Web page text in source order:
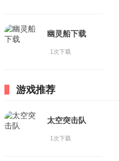
幽灵船下载
1次下载
游戏推荐
太空突击队
1次下载